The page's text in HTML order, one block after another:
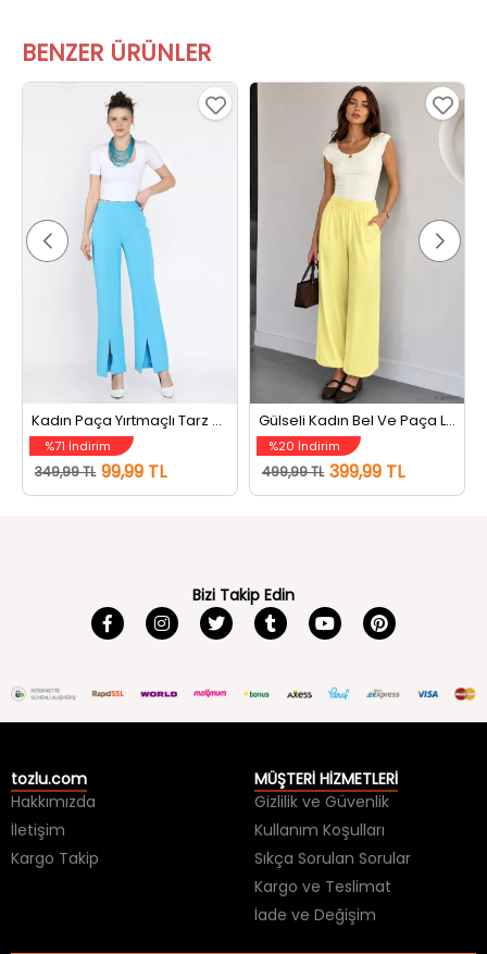
%71 İndirim
349,99 TL 99,99 TL
%20 İndirim
499,99 TL 399,99 TL
Hakkımızda
İletişim
Kargo Takip
Gizlilik ve Güvenlik
Kullanım Koşulları
Sıkça Sorulan Sorular
Kargo ve Teslimat
İade ve Değişim